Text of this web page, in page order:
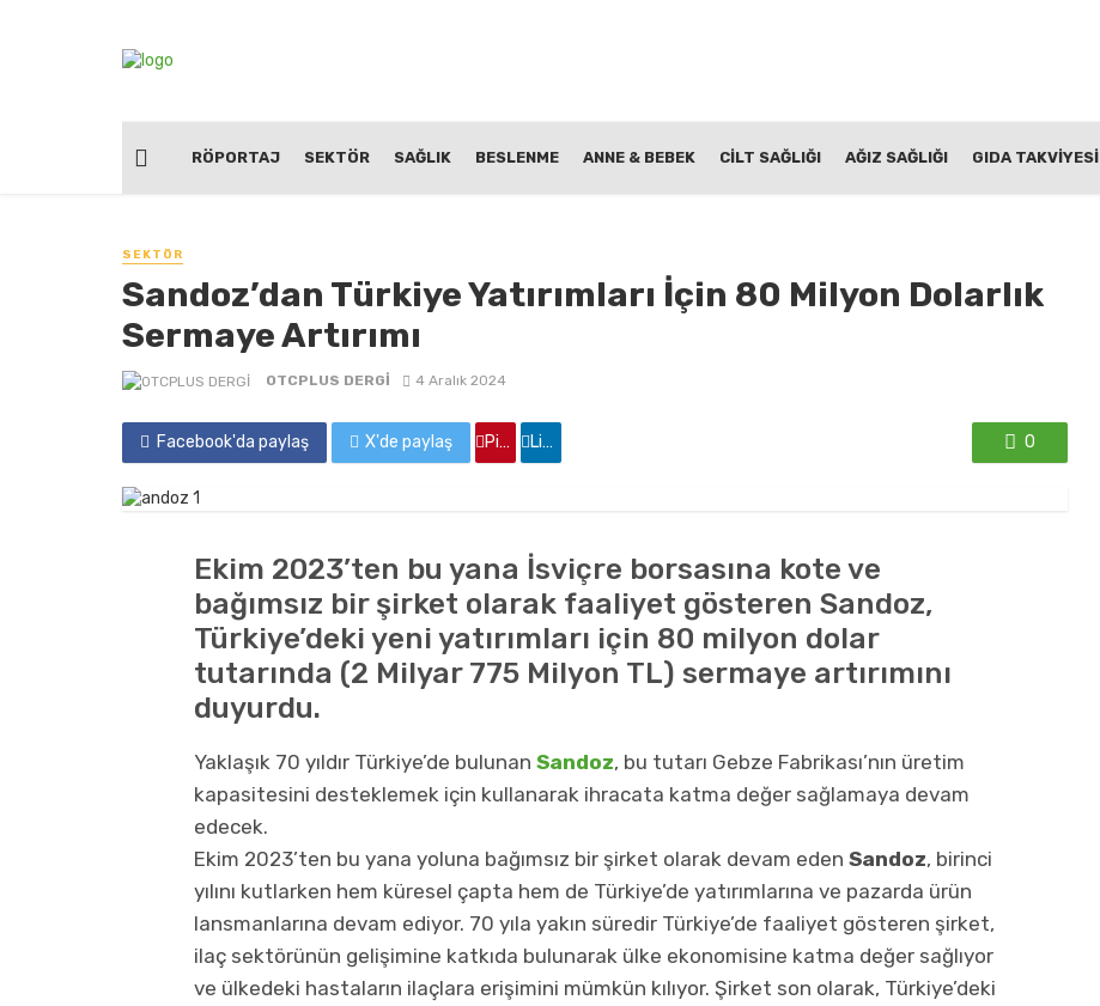
RÖPORTAJ SEKTÖR SAĞLIK BESLENME ANNE & BEBEK CİLT SAĞLIĞI AĞIZ SAĞLIĞI GIDA TAKVİYESİ
SEKTÖR
Sandoz’dan Türkiye Yatırımları İçin 80 Milyon Dolarlık
Sermaye Artırımı
OTCPLUS DERGİ 4 Aralık 2024
Facebook'da paylaş X'de paylaş Pinterest'de paylaş Linkedin'de paylaş 0
Ekim 2023’ten bu yana İsviçre borsasına kote ve
bağımsız bir şirket olarak faaliyet gösteren Sandoz,
Türkiye’deki yeni yatırımları için 80 milyon dolar
tutarında (2 Milyar 775 Milyon TL) sermaye artırımını
duyurdu.
Yaklaşık 70 yıldır Türkiye’de bulunan Sandoz, bu tutarı Gebze Fabrikası’nın üretim
kapasitesini desteklemek için kullanarak ihracata katma değer sağlamaya devam
edecek.
Ekim 2023’ten bu yana yoluna bağımsız bir şirket olarak devam eden Sandoz, birinci
yılını kutlarken hem küresel çapta hem de Türkiye’de yatırımlarına ve pazarda ürün
lansmanlarına devam ediyor. 70 yıla yakın süredir Türkiye’de faaliyet gösteren şirket,
ilaç sektörünün gelişimine katkıda bulunarak ülke ekonomisine katma değer sağlıyor
ve ülkedeki hastaların ilaçlara erişimini mümkün kılıyor. Şirket son olarak, Türkiye’deki